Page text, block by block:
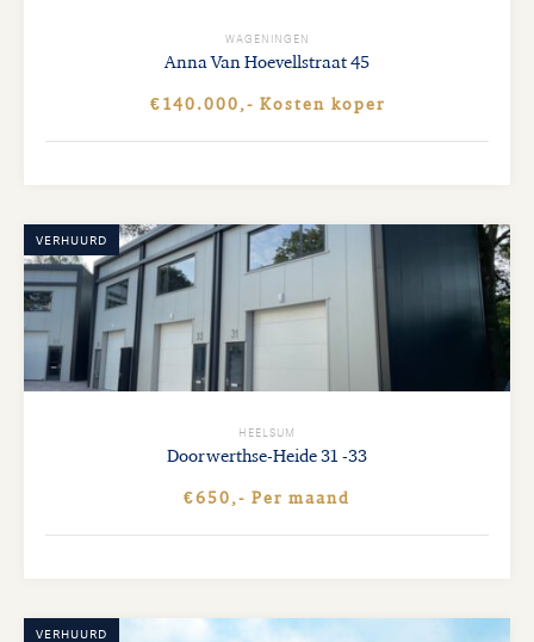
WAGENINGEN
Anna Van Hoevellstraat45
€140.000,- Kosten koper
VERHUURD
HEELSUM
Doorwerthse-Heide31 -33
€650,- Per maand
VERHUURD